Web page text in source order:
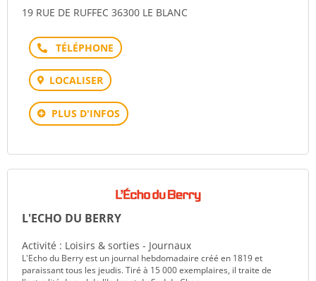
19 RUE DE RUFFEC 36300 LE BLANC
Téléphone
LOCALISER
PLUS D'INFOS
L'ECHO DU BERRY
Activité : Loisirs & sorties - Journaux
L'Echo du Berry est un journal hebdomadaire créé en 1819 et
paraissant tous les jeudis. Tiré à 15 000 exemplaires, il traite de